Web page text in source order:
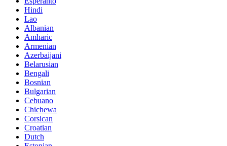
Hindi
Lao
Albanian
Amharic
Armenian
Azerbaijani
Belarusian
Bengali
Bosnian
Bulgarian
Cebuano
Chichewa
Corsican
Croatian
Dutch